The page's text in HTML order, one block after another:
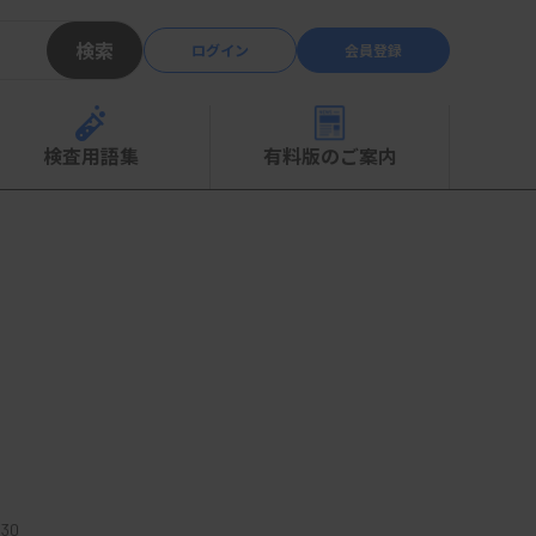
検索 ログイン 会員登録
検査用語集 有料版のご案内